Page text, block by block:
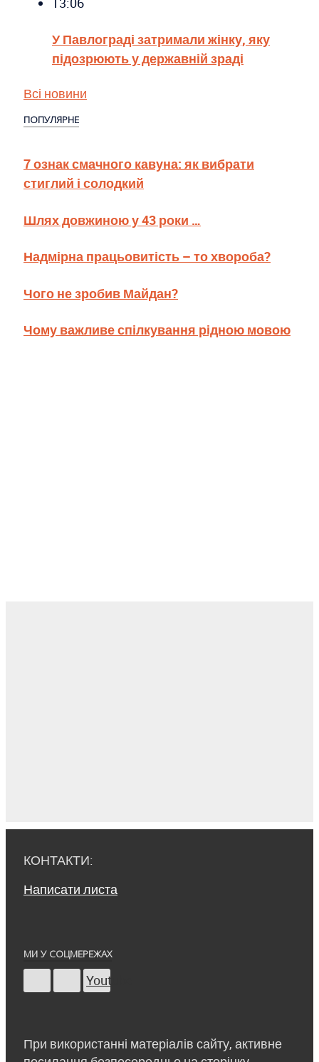
У Павлограді затримали жінку, яку
підозрюють у державній зраді
Всі новини
ПОПУЛЯРНЕ
7 ознак смачного кавуна: як вибрати
стиглий і солодкий
Шлях довжиною у 43 роки …
Надмірна працьовитість – то хвороба?
Чого не зробив Майдан?
Чому важливе спілкування рідною мовою
КОНТАКТИ:
Написати листа
МИ У СОЦМЕРЕЖАХ
Youtube
При використанні матеріалів сайту, активне